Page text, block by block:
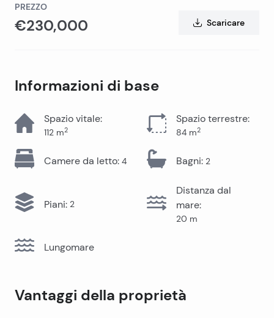
PREZZO
€230,000 Scaricare
Informazioni di base
Spazio vitale:
112 m2
Spazio terrestre:
84 m2
Camere da letto: 4 Bagni: 2
Piani: 2
Distanza dal
mare:
20 m
Lungomare
Vantaggi della proprietà